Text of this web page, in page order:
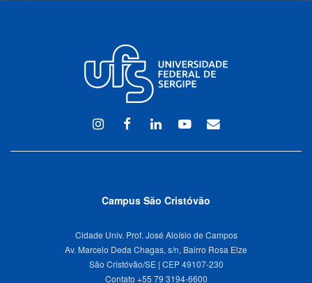
InstagramFacebook
LinkedinYoutubeWEBMAIL
Campus São Cristóvão
Cidade Univ. Prof. José Aloísio de Campos
Av. Marcelo Deda Chagas, s/n, Bairro Rosa Elze
São Cristóvão/SE | CEP 49107-230